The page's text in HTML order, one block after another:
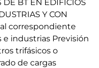
DE BT EN EDIFICIOS
Y CON
correspondiente
e industrias Previsión
trifásicos o
de cargas